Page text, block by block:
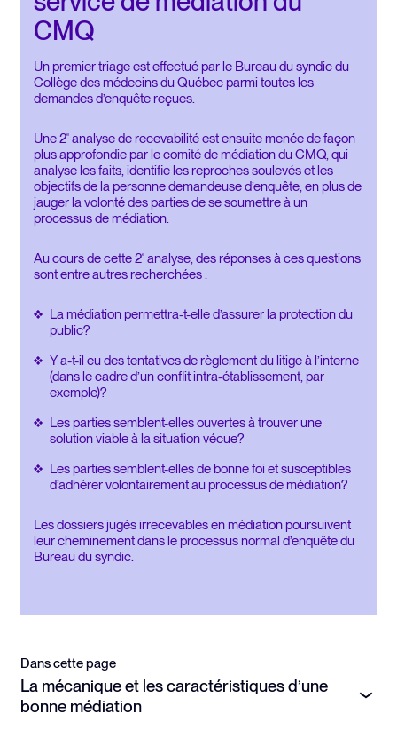
CMQ
Un premier triage est effectué par le Bureau du syndic du
Collège des médecins du Québec parmi toutes les
demandes d’enquête reçues.
Une 2e analyse de recevabilité est ensuite menée de façon
plus approfondie par le comité de médiation du CMQ, qui
analyse les faits, identifie les reproches soulevés et les
objectifs de la personne demandeuse d’enquête, en plus de
jauger la volonté des parties de se soumettre à un
processus de médiation.
Au cours de cette 2e analyse, des réponses à ces questions
sont entre autres recherchées :
La médiation permettra-t-elle d’assurer la protection du
public?
Y a-t-il eu des tentatives de règlement du litige à l’interne
(dans le cadre d’un conflit intra-établissement, par
exemple)?
Les parties semblent-elles ouvertes à trouver une
solution viable à la situation vécue?
Les parties semblent-elles de bonne foi et susceptibles
d’adhérer volontairement au processus de médiation?
Les dossiers jugés irrecevables en médiation poursuivent
leur cheminement dans le processus normal d’enquête du
Bureau du syndic.
Dans cette page
La mécanique et les caractéristiques d’une
bonne médiation